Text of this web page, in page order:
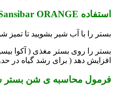
استفاده JBL Sansibar ORANGE :
بستر را با آب شیر بشویید تا تمیز
بستر را روی بستر مغذی ( آکوا
افزایش دهد ( برای رشد گیاه در حدود 6 تا 8 سانتی
فرمول محاسبه ی شن بستر